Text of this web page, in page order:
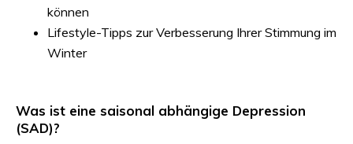
können
Lifestyle-Tipps zur Verbesserung Ihrer Stimmung im
Winter
Was ist eine saisonal abhängige Depression
(SAD)?